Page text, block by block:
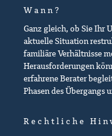
Wann?
Ganz gleich, ob Sie Ihr
aktuelle Situation
familiäre Verhältnisse
Herausforderungen
erfahrene Berater
Phasen des Übergangs
Rechtliche